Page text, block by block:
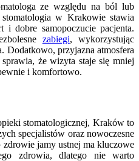
ze względu na ból lub
w Krakowie stawia
dobre samopoczucie pacjenta.
zabiegi, wykorzystując
Dodatkowo, przyjazna atmosfera
że wizyta staje się mniej
i komfortowo.
stomatologicznej, Kraków to
specjalistów oraz nowoczesne
jamy ustnej ma kluczowe
zdrowia, dlatego nie warto